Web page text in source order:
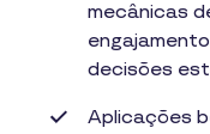
mecânicas
decisões
Aplicações